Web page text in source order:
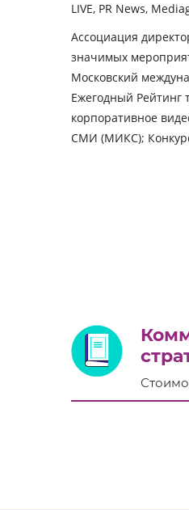
LIVE, PR News,
Ассоциация
значимых
Московский
Ежегодный Рейтинг
корпоративное
СМИ (МИКС);